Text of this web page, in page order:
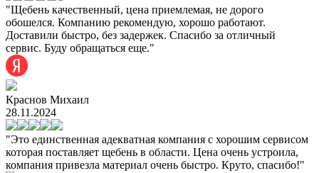
"Щебень качественный, цена приемлемая, не дорого
обошелся. Компанию рекомендую, хорошо работают.
Доставили быстро, без задержек. Спасибо за отличный
сервис. Буду обращаться еще."
Краснов Михаил
28.11.2024
"Это единственная адекватная компания с хорошим сервисом
которая поставляет щебень в области. Цена очень устроила,
компания привезла материал очень быстро. Круто, спасибо!"